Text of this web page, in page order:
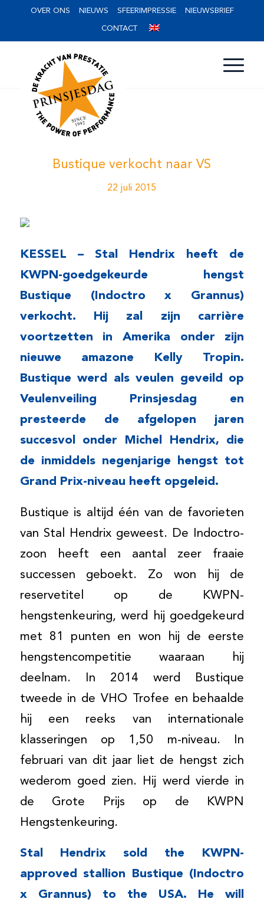
OVER ONS NIEUWS SFEERIMPRESSIE NIEUWSBRIEF
CONTACT
Bustique verkocht naar VS
22 juli 2015
KESSEL – Stal Hendrix heeft de
KWPN-goedgekeurde hengst
Bustique (Indoctro x Grannus)
verkocht. Hij zal zijn carrière
voortzetten in Amerika onder zijn
nieuwe amazone Kelly Tropin.
Bustique werd als veulen geveild op
Veulenveiling Prinsjesdag en
presteerde de afgelopen jaren
succesvol onder Michel Hendrix, die
de inmiddels negenjarige hengst tot
Grand Prix-niveau heeft opgeleid.
Bustique is altijd één van de favorieten
van Stal Hendrix geweest. De Indoctro-
zoon heeft een aantal zeer fraaie
successen geboekt. Zo won hij de
reservetitel op de KWPN-
hengstenkeuring, werd hij goedgekeurd
met 81 punten en won hij de eerste
hengstencompetitie waaraan hij
deelnam. In 2014 werd Bustique
tweede in de VHO Trofee en behaalde
hij een reeks van internationale
klasseringen op 1,50 m-niveau. In
februari van dit jaar liet de hengst zich
wederom goed zien. Hij werd vierde in
de Grote Prijs op de KWPN
Hengstenkeuring.
Stal Hendrix sold the KWPN-
approved stallion Bustique (Indoctro
x Grannus) to the USA. He will